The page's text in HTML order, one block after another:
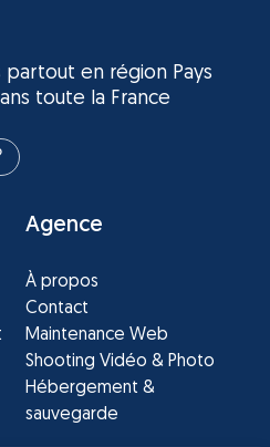
partout en région Pays
toute la France
Agence
À propos
Contact
Maintenance Web
Shooting Vidéo & Photo
Hébergement &
sauvegarde